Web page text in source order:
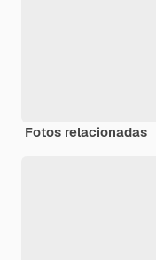
Fotos relacionadas